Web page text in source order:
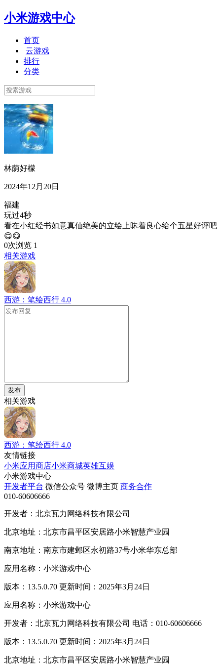
小米游戏中心
首页
云游戏
排行
分类
林荫好檬
2024年12月20日
福建
玩过4秒
看在小红经书如意真仙绝美的立绘上昧着良心给个五星好评吧
😋😋
0次浏览 1
相关游戏
西游：笔绘西行 4.0
发布
相关游戏
西游：笔绘西行 4.0
友情链接
小米应用商店小米商城英雄互娱
小米游戏中心
开发者平台 微信公众号 微博主页 商务合作
010-60606666
开发者：北京瓦力网络科技有限公司
北京地址：北京市昌平区安居路小米智慧产业园
南京地址：南京市建邺区永初路37号小米华东总部
应用名称：小米游戏中心
版本：13.5.0.70 更新时间：2025年3月24日
应用名称：小米游戏中心
开发者：北京瓦力网络科技有限公司 电话：010-60606666
版本：13.5.0.70 更新时间：2025年3月24日
北京地址：北京市昌平区安居路小米智慧产业园